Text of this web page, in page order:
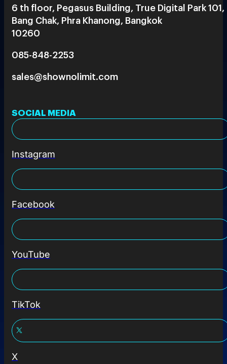
6 th floor, Pegasus Building, True Digital Park 101,
Bang Chak, Phra Khanong, Bangkok
10260
085-848-2253
sales@shownolimit.com
SOCIAL MEDIA
Instagram
Facebook
YouTube
TikTok
X